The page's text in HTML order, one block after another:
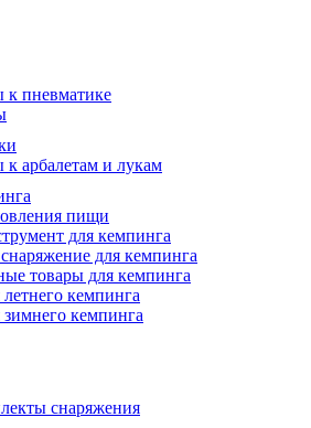
к пневматике
к арбалетам и лукам
пищи
для кемпинга
для кемпинга
товары для кемпинга
кемпинга
кемпинга
снаряжения